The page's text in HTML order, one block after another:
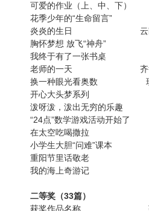
可爱的作业（上、中、
花季少年的“生命留言”
炎炎的生日 云
胸怀梦想 放飞“神舟
我终于有了一张书桌
老师的一天 齐鲁
换一种眼光看奥数 现
开心大头梦系列
泼呀泼，泼出无穷的
“24点”数学游戏活动开始
在太空吃喝撒拉
小学生大胆“问难”课
重阳节里话敬老
我的海上奇游记 少
二等奖（33篇）
获奖作品名称 获